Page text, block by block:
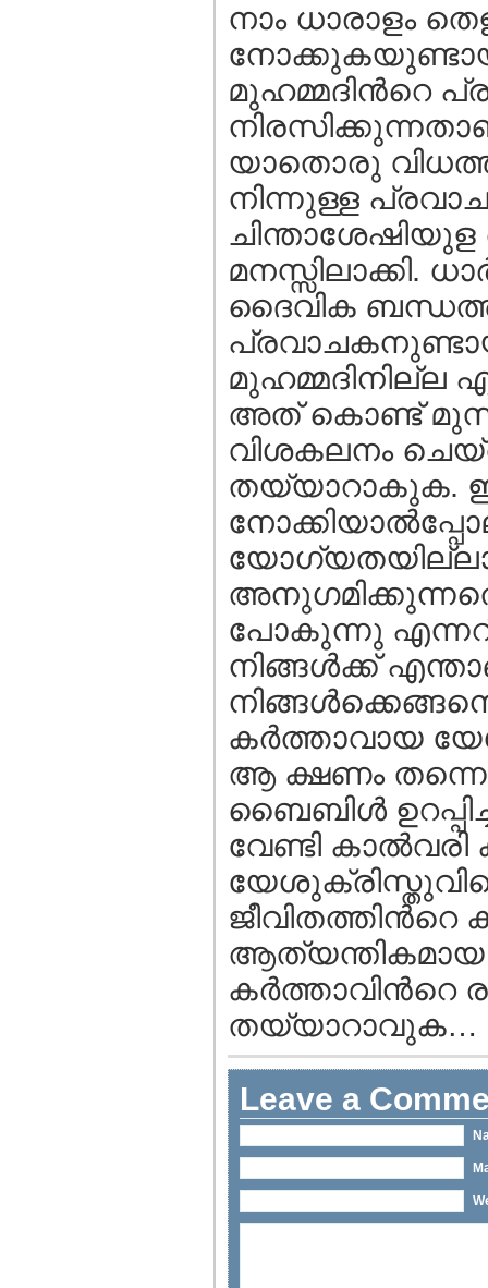
നാം ധാരാളം
മുഹമ്മദിന്‍റെ
യാതൊരു
നിന്നുള്ള
മനസ്സിലാക്കി.
ദൈവിക
അത് കൊണ്ട്
വിശകലനം
തയ്യാറാകുക.
പോകുന്നു
നിങ്ങള്‍ക്ക്‌
കര്‍ത്താവായ
ആ ക്ഷണം തന്നെ
ബൈബിള്‍
വേണ്ടി
ജീവിതത്തിന്‍റെ
ആത്യന്തികമായ
കര്‍ത്താവിന്‍റെ
Leave a